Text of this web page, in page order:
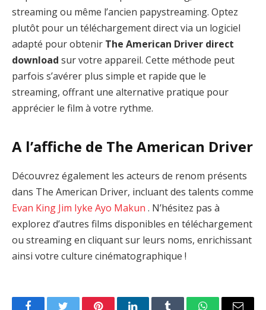
streaming ou même l’ancien papystreaming. Optez
plutôt pour un téléchargement direct via un logiciel
adapté pour obtenir The American Driver direct
download sur votre appareil. Cette méthode peut
parfois s’avérer plus simple et rapide que le
streaming, offrant une alternative pratique pour
apprécier le film à votre rythme.
A l’affiche de The American Driver
Découvrez également les acteurs de renom présents
dans The American Driver, incluant des talents comme
Evan King Jim Iyke Ayo Makun . N’hésitez pas à
explorez d’autres films disponibles en téléchargement
ou streaming en cliquant sur leurs noms, enrichissant
ainsi votre culture cinématographique !